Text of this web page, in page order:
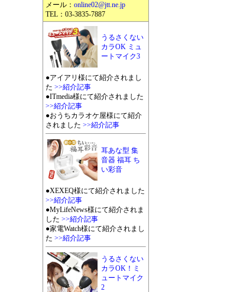
メール： online02@jtt.ne.jp
TEL：03-3835-7887
うるさくない
カラOK ミュ
ートマイク3
●アイアリ様にて紹介されまし
た >>紹介記事
●ITmedia様にて紹介されました
>>紹介記事
●おうちカラオケ屋様にて紹介
されました >>紹介記事
耳あな型 集
音器 福耳 ち
い彩音
●XEXEQ様にて紹介されました
>>紹介記事
●MyLifeNews様にて紹介されま
した >>紹介記事
●家電Watch様にて紹介されまし
た >>紹介記事
うるさくない
カラOK！ミ
ュートマイク
2